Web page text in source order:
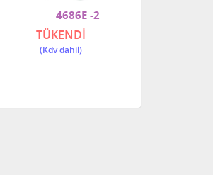
4686E -2
TÜKENDİ